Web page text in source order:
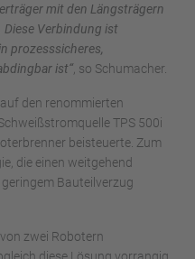
mit den Längsträgern
Verbindung ist
prozesssicheres,
ist“ , so Schumacher.
den renommierten
TPS 500i
beisteuerte. Zum
die einen weitgehend
Bauteilverzug
zwei Robotern